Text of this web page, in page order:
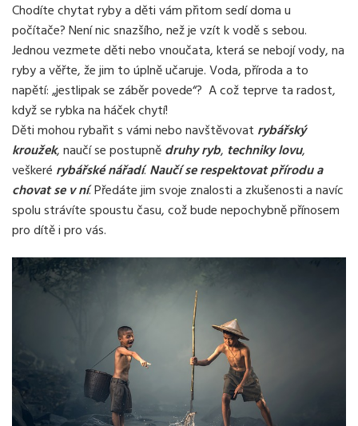
Chodíte chytat ryby a děti vám přitom sedí doma u
počítače? Není nic snazšího, než je vzít k vodě s sebou.
Jednou vezmete děti nebo vnoučata, která se nebojí vody, na
ryby a věřte, že jim to úplně učaruje. Voda, příroda a to
napětí: „jestlipak se záběr povede“? A což teprve ta radost,
když se rybka na háček chytí!
Děti mohou rybařit s vámi nebo navštěvovat rybářský
kroužek, naučí se postupnědruhy ryb, techniky lovu,
veškeré rybářské nářadí.Naučí se respektovat přírodu a
chovat se v ní. Předáte jim svoje znalosti a zkušenosti a navíc
spolu strávíte spoustu času, což bude nepochybně přínosem
pro dítě i pro vás.